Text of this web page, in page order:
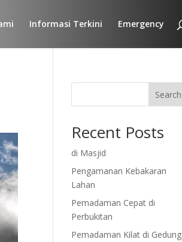
Informasi Terkini Emergency
Search
Recent Posts
di Masjid
Pengamanan Kebakaran
Lahan
Pemadaman Cepat di
Perbukitan
Pemadaman Kilat di Gedung